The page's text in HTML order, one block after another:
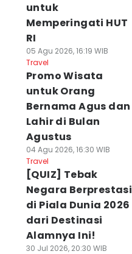
untuk
Memperingati HUT
RI
05 Agu 2026, 16:19 WIB
Travel
Promo Wisata
untuk Orang
Bernama Agus dan
Lahir di Bulan
Agustus
04 Agu 2026, 16:30 WIB
Travel
[QUIZ] Tebak
Negara Berprestasi
di Piala Dunia 2026
dari Destinasi
Alamnya Ini!
30 Jul 2026, 20:30 WIB